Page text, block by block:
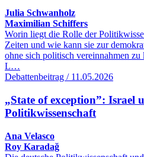
Julia Schwanholz
Maximilian Schiffers
Worin liegt die Rolle der
Zeiten und wie kann sie zur
ohne sich politisch vereinnahmen zu
L…
Debattenbeitrag / 11.05.2026
„State of exception”: Israel
Politikwissenschaft
Ana Velasco
Roy Karadağ